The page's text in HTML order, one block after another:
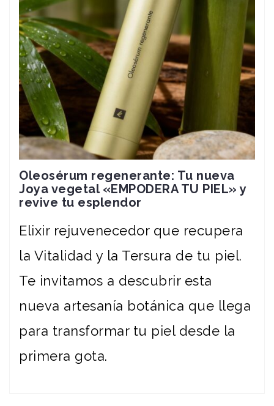
Oleosérum regenerante: Tu nueva
Joya vegetal «EMPODERA TU PIEL» y
revive tu esplendor
Elixir rejuvenecedor que recupera
la Vitalidad y la Tersura de tu piel.
Te invitamos a descubrir esta
nueva artesanía botánica que llega
para transformar tu piel desde la
primera gota.